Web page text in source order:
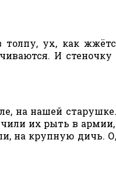
толпу, ух, как
И
на нашей
их рыть в
на крупную дичь.